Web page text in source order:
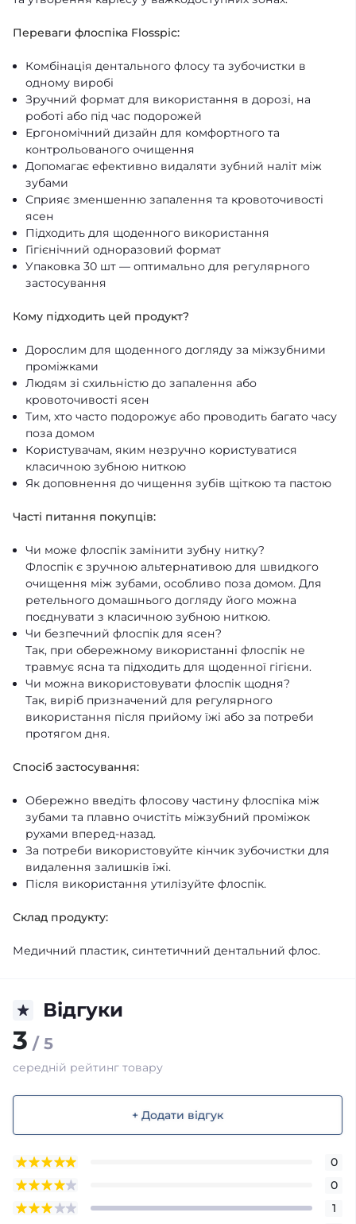
Переваги флоспіка Flosspic:
Комбінація дентального флосу та зубочистки в
одному виробі
Зручний формат для використання в дорозі, на
роботі або під час подорожей
Ергономічний дизайн для комфортного та
контрольованого очищення
Допомагає ефективно видаляти зубний наліт між
зубами
Сприяє зменшенню запалення та кровоточивості
ясен
Підходить для щоденного використання
Гігієнічний одноразовий формат
Упаковка 30 шт — оптимально для регулярного
застосування
Кому підходить цей продукт?
Дорослим для щоденного догляду за міжзубними
проміжками
Людям зі схильністю до запалення або
кровоточивості ясен
Тим, хто часто подорожує або проводить багато часу
поза домом
Користувачам, яким незручно користуватися
класичною зубною ниткою
Як доповнення до чищення зубів щіткою та пастою
Часті питання покупців:
Чи може флоспік замінити зубну нитку?
Флоспік є зручною альтернативою для швидкого
очищення між зубами, особливо поза домом. Для
ретельного домашнього догляду його можна
поєднувати з класичною зубною ниткою.
Чи безпечний флоспік для ясен?
Так, при обережному використанні флоспік не
травмує ясна та підходить для щоденної гігієни.
Чи можна використовувати флоспік щодня?
Так, виріб призначений для регулярного
використання після прийому їжі або за потреби
протягом дня.
Спосіб застосування:
Обережно введіть флосову частину флоспіка між
зубами та плавно очистіть міжзубний проміжок
рухами вперед-назад.
За потреби використовуйте кінчик зубочистки для
видалення залишків їжі.
Після використання утилізуйте флоспік.
Склад продукту:
Медичний пластик, синтетичний дентальний флос.
Відгуки
3 / 5
середній рейтинг товару
+ Додати відгук
0
0
1